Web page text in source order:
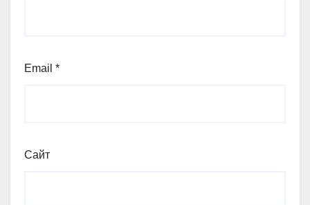
Email *
Сайт